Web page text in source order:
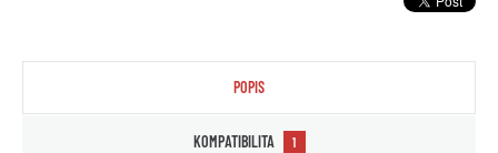
POPIS
KOMPATIBILITA 1